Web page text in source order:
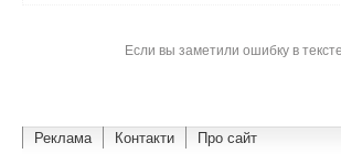
Если вы заметили ошибку в
Реклама Контакти Про сайт